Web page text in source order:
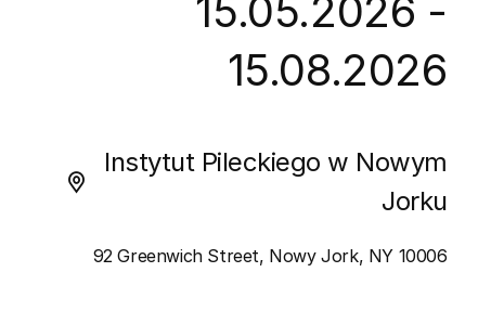
15.05.2026 -
15.08.2026
Instytut Pileckiego w Nowym
Jorku
92 Greenwich Street, Nowy Jork, NY 10006